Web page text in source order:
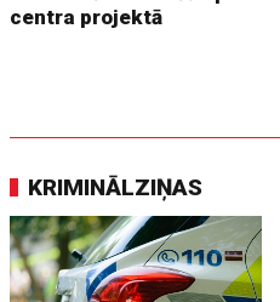
centra projektā
KRIMINĀLZIŅAS